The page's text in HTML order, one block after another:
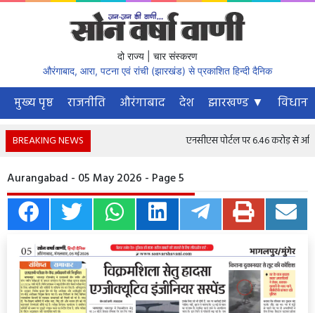
दो राज्य | चार संस्करण
औरंगाबाद, आरा, पटना एवं रांची (झारखंड) से प्रकाशित हिन्दी दैनिक
मुख्य पृष्ठ राजनीति औरंगाबाद देश झारखण्ड ▼
BREAKING NEWS एनसीएस पोर्टल पर 6.46 करोड़ से
Aurangabad - 05 May 2026 - Page 5